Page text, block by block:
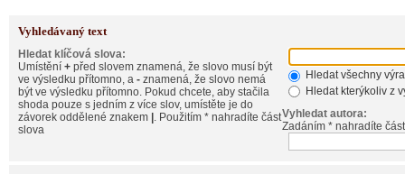
Vyhledávaný text
Hledat klíčová slova:
Umístění + před slovem znamená, že slovo musí být
ve výsledku přítomno, a - znamená, že slovo nemá
být ve výsledku přítomno. Pokud chcete, aby stačila
shoda pouze s jedním z více slov, umístěte je do
závorek oddělené znakem . Použitím * nahradíte část
slova
Hledat všechny
Hledat kterýkoliv z
Vyhledat autora:
Zadáním * nahradíte